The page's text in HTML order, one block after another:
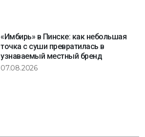
«Имбирь» в Пинске: как небольшая
точка с суши превратилась в
узнаваемый местный бренд
07.08.2026